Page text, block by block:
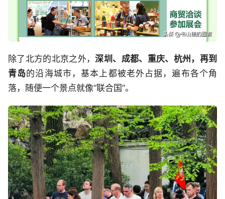
除了北方的北京之外，深圳、成都、重庆、杭州，再到
青岛的沿海城市，基本上都被老外占据，遍布各个角
落，随便一个景点就像“联合国”。